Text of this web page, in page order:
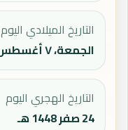
التاريخ الميلادي اليوم
الجمعة، ٧ أغسطس ٢٠٢٦
التاريخ الهجري اليوم
24 صفر 1448 هـ